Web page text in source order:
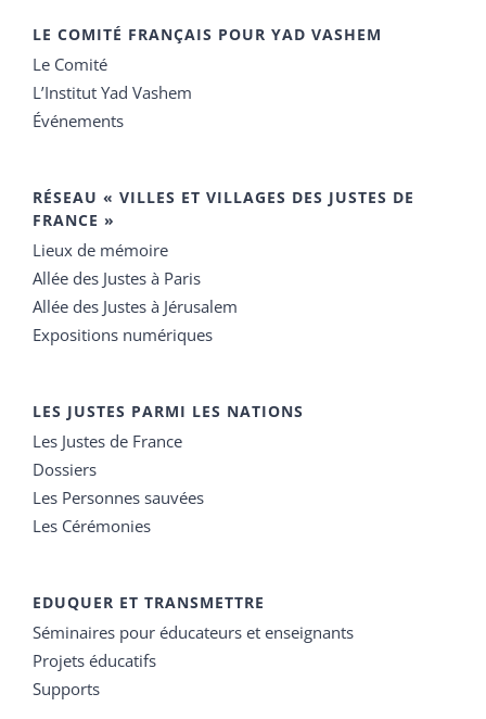
LE COMITÉ FRANÇAIS POUR YAD VASHEM
Le Comité
L’Institut Yad Vashem
Événements
RÉSEAU « VILLES ET VILLAGES DES JUSTES DE
FRANCE »
Lieux de mémoire
Allée des Justes à Paris
Allée des Justes à Jérusalem
Expositions numériques
LES JUSTES PARMI LES NATIONS
Les Justes de France
Dossiers
Les Personnes sauvées
Les Cérémonies
EDUQUER ET TRANSMETTRE
Séminaires pour éducateurs et enseignants
Projets éducatifs
Supports